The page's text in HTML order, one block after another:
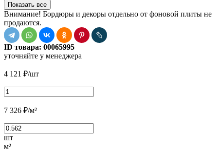
Показать все
Внимание! Бордюры и декоры отдельно от фоновой плиты не
продаются.
ID товара: 00065995
уточняйте у менеджера
4 121 ₽/шт
7 326 ₽/м²
шт
м²